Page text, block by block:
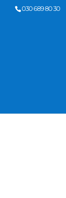
030 689 80 30